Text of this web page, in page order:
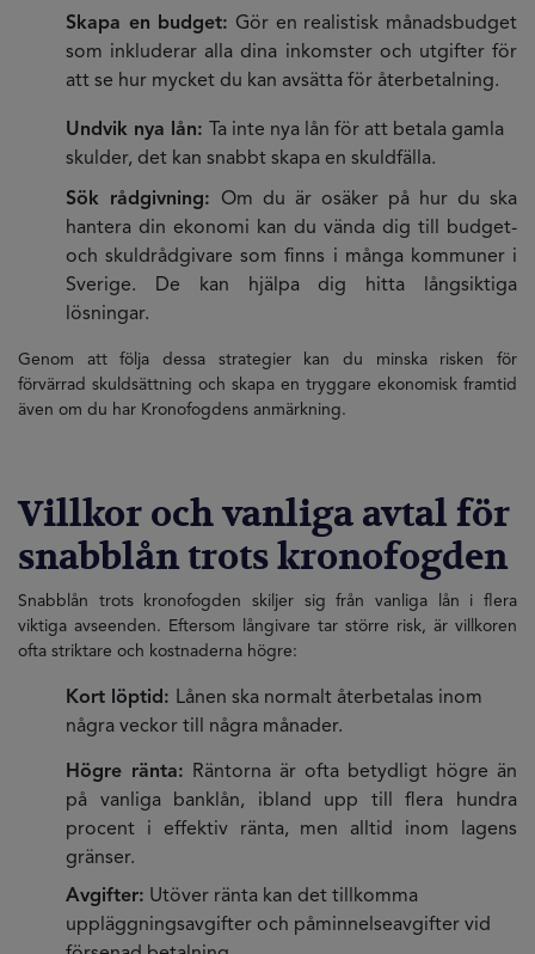
Skapa en budget: Gör en realistisk månadsbudget
som inkluderar alla dina inkomster och utgifter för
att se hur mycket du kan avsätta för återbetalning.
Undvik nya lån:
Ta inte nya lån för att betala gamla
skulder, det kan snabbt skapa en skuldfälla.
Sök rådgivning: Om du är osäker på hur du ska
hantera din ekonomi kan du vända dig till budget-
och skuldrådgivare som finns i många kommuner i
Sverige. De kan hjälpa dig hitta långsiktiga
lösningar.
Genom att följa dessa strategier kan du minska risken för
förvärrad skuldsättning och skapa en tryggare ekonomisk framtid
även om du har Kronofogdens anmärkning.
Villkor och vanliga avtal för
snabblån trots kronofogden
Snabblån trots kronofogden skiljer sig från vanliga lån i flera
viktiga avseenden. Eftersom långivare tar större risk, är villkoren
ofta striktare och kostnaderna högre:
Kort löptid: Lånen ska normalt återbetalas inom
några veckor till några månader.
Högre ränta: Räntorna är ofta betydligt högre än
på vanliga banklån, ibland upp till flera hundra
procent i effektiv ränta, men alltid inom lagens
gränser.
Avgifter: Utöver ränta kan det tillkomma
uppläggningsavgifter och påminnelseavgifter vid